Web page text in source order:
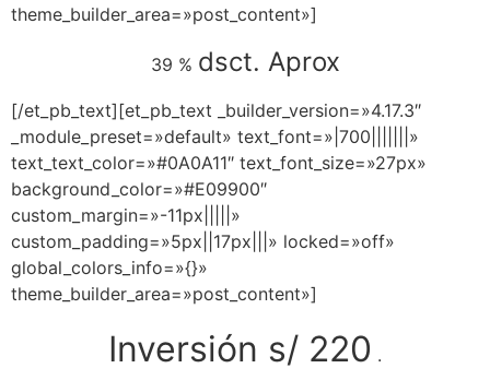
theme_builder_area=»post_content»]
39 % dsct. Aprox
[/et_pb_text][et_pb_text _builder_version=»4.17.3″
_module_preset=»default» text_font=»|700|||||||»
text_text_color=»#0A0A11″ text_font_size=»27px»
background_color=»#E09900″
custom_margin=»-11px|||||»
custom_padding=»5px||17px|||» locked=»off»
global_colors_info=»{}»
theme_builder_area=»post_content»]
Inversión s/ 220 .